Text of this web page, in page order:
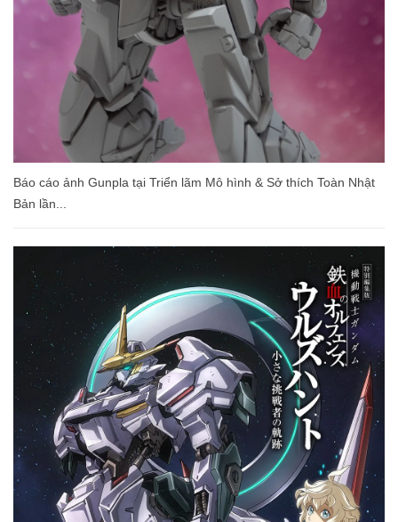
Báo cáo ảnh Gunpla tại Triển lãm Mô hình & Sở thích Toàn Nhật
Bản lần...